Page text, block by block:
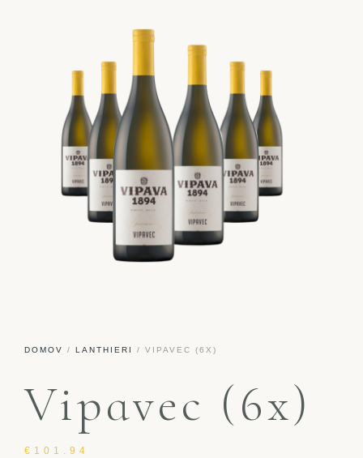
DOMOV / LANTHIERI / VIPAVEC (6X)
Vipavec (6x)
€ 101.94